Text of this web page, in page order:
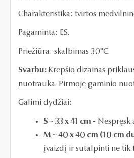
Charakteristika: tvirtos
Pagaminta: ES.
Priežiūra: skalbimas 30°C.
Svarbu: Krepšio dizainas
nuotrauka. Pirmoje gaminio
Galimi dydžiai:
S ~ 33 x 41 cm - Nespręsk
M ~ 40 x 40 cm (10 cm
įvaizdį ir sutalpinti ne tik